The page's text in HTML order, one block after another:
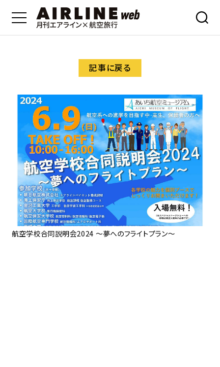
記事に戻る
航空学校合同説明会2024 ～夢へのフライトプラン～